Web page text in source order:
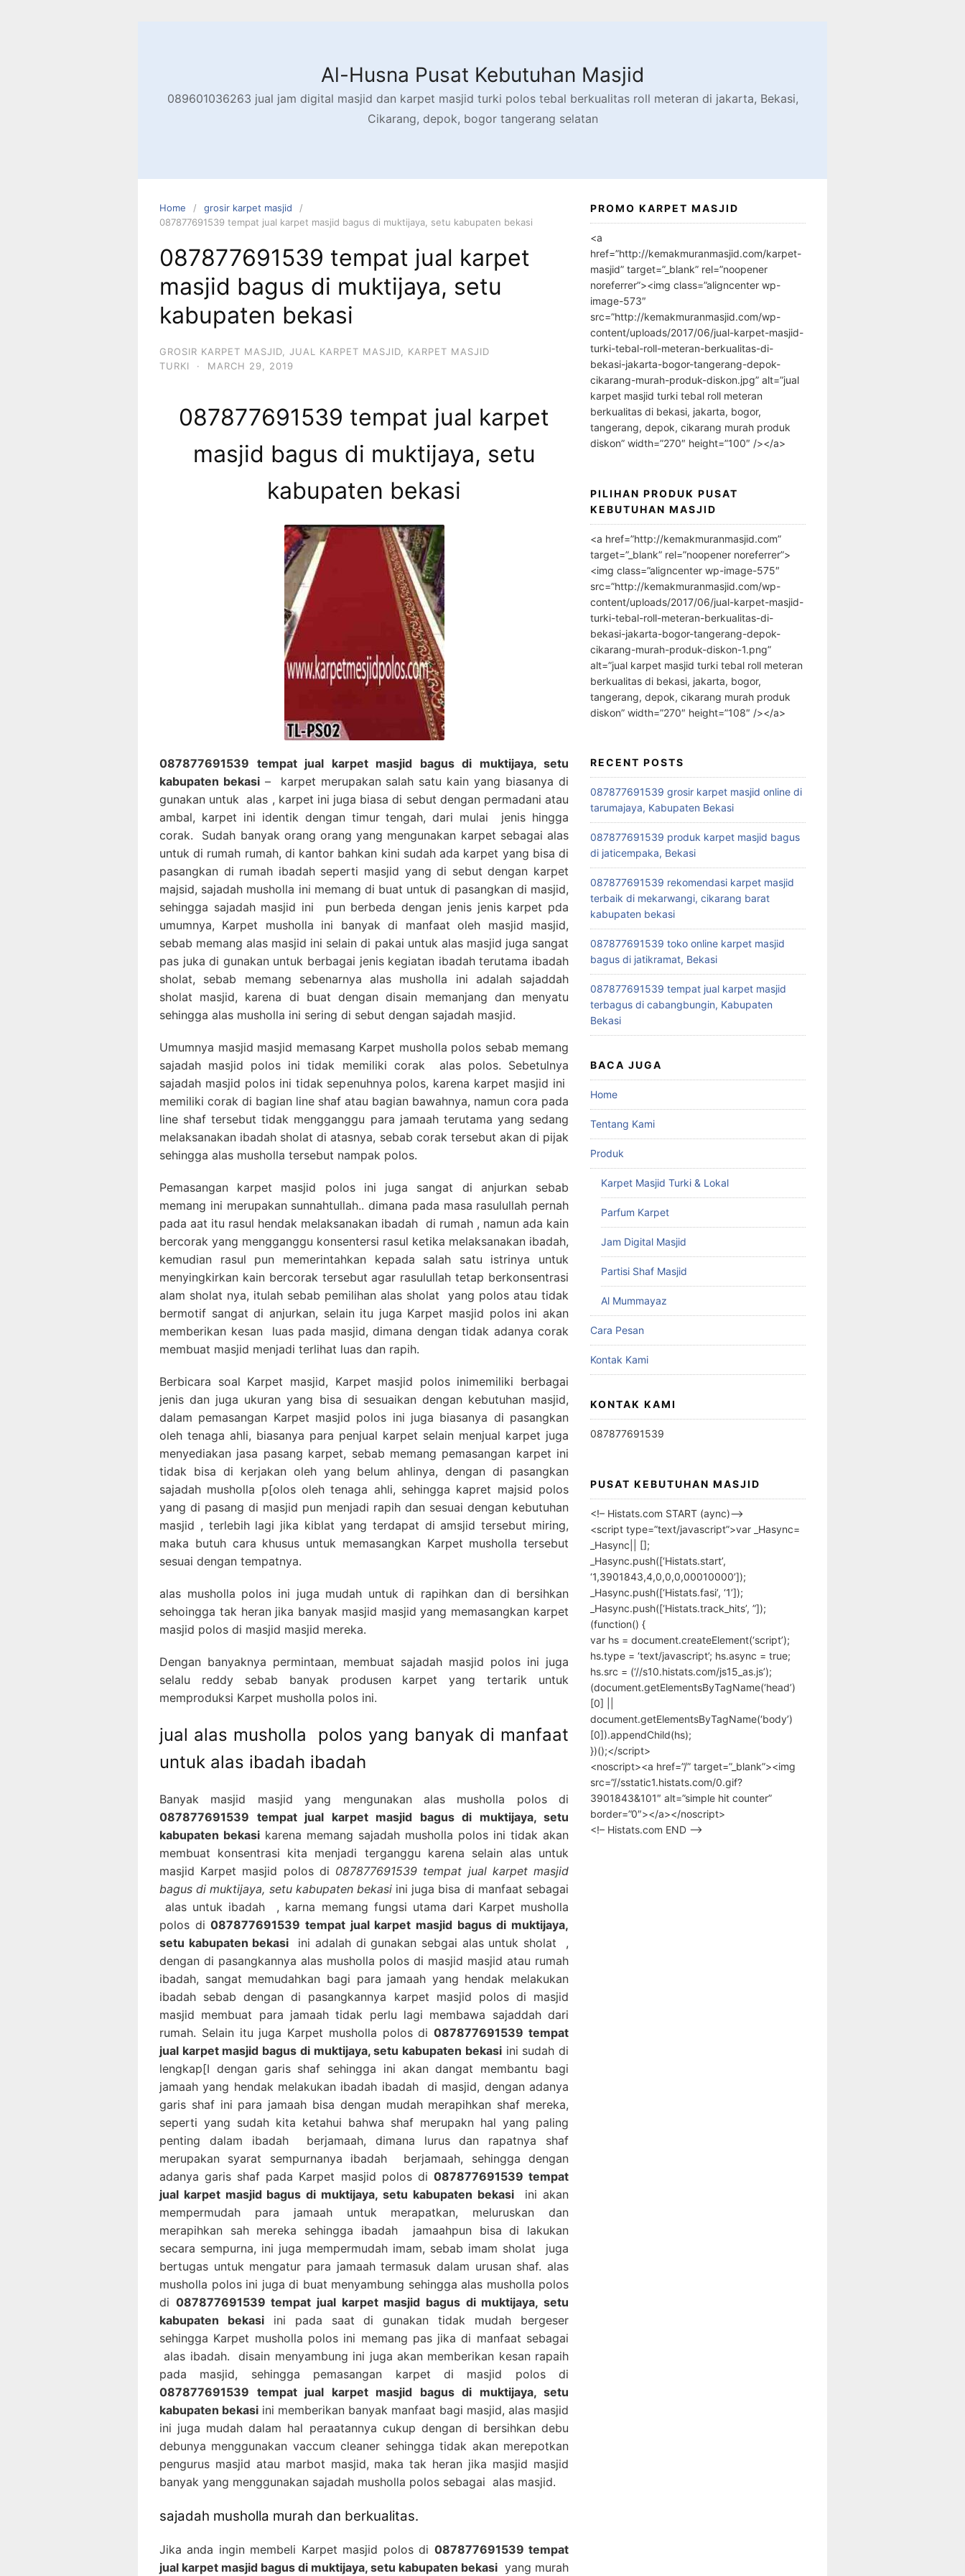
Al-Husna Pusat Kebutuhan Masjid
089601036263 jual jam digital masjid dan karpet masjid turki polos tebal berkualitas roll meteran di jakarta, Bekasi,
Cikarang, depok, bogor tangerang selatan
Home
grosir karpet masjid
087877691539 tempat jual karpet masjid bagus di muktijaya, setu kabupaten bekasi
087877691539 tempat jual karpet
masjid bagus di muktijaya, setu
kabupaten bekasi
GROSIR KARPET MASJID JUAL KARPET MASJID
KARPET MASJID
TURKI
· MARCH 29, 2019
087877691539 tempat jual karpet
masjid bagus di muktijaya, setu
kabupaten bekasi
087877691539 tempat jual karpet masjid bagus di muktijaya, setu
kabupaten bekasi– karpet merupakan salah satu kain yang biasanya di
gunakan untuk alas , karpet ini juga biasa di sebut dengan permadani atau
ambal, karpet ini identik dengan timur tengah, dari mulai jenis hingga
corak. Sudah banyak orang orang yang mengunakan karpet sebagai alas
untuk di rumah rumah, di kantor bahkan kini sudah ada karpet yang bisa di
pasangkan di rumah ibadah seperti masjid yang di sebut dengan karpet
majsid, sajadah musholla ini memang di buat untuk di pasangkan di masjid,
sehingga sajadah masjid ini pun berbeda dengan jenis jenis karpet pda
umumnya, Karpet musholla ini banyak di manfaat oleh masjid masjid,
sebab memang alas masjid ini selain di pakai untuk alas masjid juga sangat
pas juka di gunakan untuk berbagai jenis kegiatan ibadah terutama ibadah
sholat, sebab memang sebenarnya alas musholla ini adalah sajaddah
sholat masjid, karena di buat dengan disain memanjang dan menyatu
sehingga alas musholla ini sering di sebut dengan sajadah masjid.
Umumnya masjid masjid memasang Karpet musholla polos sebab memang
sajadah masjid polos ini tidak memiliki corak alas polos. Sebetulnya
sajadah masjid polos ini tidak sepenuhnya polos, karena karpet masjid ini
memiliki corak di bagian line shaf atau bagian bawahnya, namun cora pada
line shaf tersebut tidak mengganggu para jamaah terutama yang sedang
melaksanakan ibadah sholat di atasnya, sebab corak tersebut akan di pijak
sehingga alas musholla tersebut nampak polos.
Pemasangan karpet masjid polos ini juga sangat di anjurkan sebab
memang ini merupakan sunnahtullah.. dimana pada masa rasulullah pernah
pada aat itu rasul hendak melaksanakan ibadah di rumah , namun ada kain
bercorak yang mengganggu konsentersi rasul ketika melaksanakan ibadah,
kemudian rasul pun memerintahkan kepada salah satu istrinya untuk
menyingkirkan kain bercorak tersebut agar rasulullah tetap berkonsentrasi
alam sholat nya, itulah sebab pemilihan alas sholat yang polos atau tidak
bermotif sangat di anjurkan, selain itu juga Karpet masjid polos ini akan
memberikan kesan luas pada masjid, dimana dengan tidak adanya corak
membuat masjid menjadi terlihat luas dan rapih.
Berbicara soal Karpet masjid, Karpet masjid polos inimemiliki berbagai
jenis dan juga ukuran yang bisa di sesuaikan dengan kebutuhan masjid,
dalam pemasangan Karpet masjid polos ini juga biasanya di pasangkan
oleh tenaga ahli, biasanya para penjual karpet selain menjual karpet juga
menyediakan jasa pasang karpet, sebab memang pemasangan karpet ini
tidak bisa di kerjakan oleh yang belum ahlinya, dengan di pasangkan
sajadah musholla p[olos oleh tenaga ahli, sehingga kapret majsid polos
yang di pasang di masjid pun menjadi rapih dan sesuai dengan kebutuhan
masjid , terlebih lagi jika kiblat yang terdapat di amsjid tersebut miring,
maka butuh cara khusus untuk memasangkan Karpet musholla tersebut
sesuai dengan tempatnya.
alas musholla polos ini juga mudah untuk di rapihkan dan di bersihkan
sehoingga tak heran jika banyak masjid masjid yang memasangkan karpet
masjid polos di masjid masjid mereka.
Dengan banyaknya permintaan, membuat sajadah masjid polos ini juga
selalu reddy sebab banyak produsen karpet yang tertarik untuk
memproduksi Karpet musholla polos ini.
jual alas musholla polos yang banyak di manfaat
untuk alas ibadah ibadah
Banyak masjid masjid yang mengunakan alas musholla polos di
087877691539 tempat jual karpet masjid bagus di muktijaya, setu
kabupaten bekasi karena memang sajadah musholla polos ini tidak akan
membuat konsentrasi kita menjadi terganggu karena selain alas untuk
masjid Karpet masjid polos di 087877691539 tempat jual karpet masjid
bagus di muktijaya, setu kabupaten bekasiini juga bisa di manfaat sebagai
alas untuk ibadah , karna memang fungsi utama dari Karpet musholla
polos di087877691539 tempat jual karpet masjid bagus di muktijaya,
setu kabupaten bekasi ini adalah di gunakan sebgai alas untuk sholat ,
dengan di pasangkannya alas musholla polos di masjid masjid atau rumah
ibadah, sangat memudahkan bagi para jamaah yang hendak melakukan
ibadah sebab dengan di pasangkannya karpet masjid polos di masjid
masjid membuat para jamaah tidak perlu lagi membawa sajaddah dari
rumah. Selain itu juga Karpet musholla polos di087877691539 tempat
jual karpet masjid bagus di muktijaya, setu kabupaten bekasiini sudah di
lengkap[I dengan garis shaf sehingga ini akan dangat membantu bagi
jamaah yang hendak melakukan ibadah ibadah di masjid, dengan adanya
garis shaf ini para jamaah bisa dengan mudah merapihkan shaf mereka,
seperti yang sudah kita ketahui bahwa shaf merupakn hal yang paling
penting dalam ibadah berjamaah, dimana lurus dan rapatnya shaf
merupakan syarat sempurnanya ibadah berjamaah, sehingga dengan
adanya garis shaf pada Karpet masjid polos di 087877691539 tempat
jual karpet masjid bagus di muktijaya, setu kabupaten bekasiini akan
mempermudah para jamaah untuk merapatkan, meluruskan dan
merapihkan sah mereka sehingga ibadah jamaahpun bisa di lakukan
secara sempurna, ini juga mempermudah imam, sebab imam sholat juga
bertugas untuk mengatur para jamaah termasuk dalam urusan shaf. alas
musholla polos ini juga di buat menyambung sehingga alas musholla polos
di 087877691539 tempat jual karpet masjid bagus di muktijaya, setu
kabupaten bekasiini pada saat di gunakan tidak mudah bergeser
sehingga Karpet musholla polos ini memang pas jika di manfaat sebagai
alas ibadah. disain menyambung ini juga akan memberikan kesan rapaih
pada masjid, sehingga pemasangan karpet di masjid polos di
087877691539 tempat jual karpet masjid bagus di muktijaya, setu
kabupaten bekasi ini memberikan banyak manfaat bagi masjid, alas masjid
ini juga mudah dalam hal peraatannya cukup dengan di bersihkan debu
debunya menggunakan vaccum cleaner sehingga tidak akan merepotkan
pengurus masjid atau marbot masjid, maka tak heran jika masjid masjid
banyak yang menggunakan sajadah musholla polos sebagai alas masjid.
sajadah musholla murah dan berkualitas.
Jika anda ingin membeli Karpet masjid polos di 087877691539 tempat
jual karpet masjid bagus di muktijaya, setu kabupaten bekasi yang murah
PROMO KARPET MASJID
<a
href=”http://kemakmuranmasjid.com/karpet-
masjid” target=”_blank” rel=”noopener
noreferrer”><img class=”aligncenter wp-
image-573″
src=”http://kemakmuranmasjid.com/wp-
content/uploads/2017/06/jual-karpet-masjid-
turki-tebal-roll-meteran-berkualitas-di-
bekasi-jakarta-bogor-tangerang-depok-
cikarang-murah-produk-diskon.jpg” alt=”jual
karpet masjid turki tebal roll meteran
berkualitas di bekasi, jakarta, bogor,
tangerang, depok, cikarang murah produk
diskon” width=”270″ height=”100″ /></a>
PILIHAN PRODUK PUSAT
KEBUTUHAN MASJID
<a href=”http://kemakmuranmasjid.com”
target=”_blank” rel=”noopener noreferrer”>
<img class=”aligncenter wp-image-575″
src=”http://kemakmuranmasjid.com/wp-
content/uploads/2017/06/jual-karpet-masjid-
turki-tebal-roll-meteran-berkualitas-di-
bekasi-jakarta-bogor-tangerang-depok-
cikarang-murah-produk-diskon-1.png”
alt=”jual karpet masjid turki tebal roll meteran
berkualitas di bekasi, jakarta, bogor,
tangerang, depok, cikarang murah produk
diskon” width=”270″ height=”108″ /></a>
RECENT POSTS
087877691539 grosir karpet masjid online di
tarumajaya, Kabupaten Bekasi
087877691539 produk karpet masjid bagus
di jaticempaka, Bekasi
087877691539 rekomendasi karpet masjid
terbaik di mekarwangi, cikarang barat
kabupaten bekasi
087877691539 toko online karpet masjid
bagus di jatikramat, Bekasi
087877691539 tempat jual karpet masjid
terbagus di cabangbungin, Kabupaten
Bekasi
BACA JUGA
Home
Tentang Kami
Produk
Karpet Masjid Turki & Lokal
Parfum Karpet
Jam Digital Masjid
Partisi Shaf Masjid
Al Mummayaz
Cara Pesan
Kontak Kami
KONTAK KAMI
087877691539
PUSAT KEBUTUHAN MASJID
<!– Histats.com START (aync)–>
<script type=”text/javascript”>var _Hasync=
_Hasync|| [];
_Hasync.push([‘Histats.start’,
‘1,3901843,4,0,0,0,00010000’]);
_Hasync.push([‘Histats.fasi’, ‘1’]);
_Hasync.push([‘Histats.track_hits’, ”]);
(function() {
var hs = document.createElement(‘script’);
hs.type = ‘text/javascript’; hs.async = true;
hs.src = (‘//s10.histats.com/js15_as.js’);
(document.getElementsByTagName(‘head’)
[0] ||
document.getElementsByTagName(‘body’)
[0]).appendChild(hs);
})();</script>
<noscript><a href=”/” target=”_blank”><img
src=”//sstatic1.histats.com/0.gif?
3901843&101″ alt=”simple hit counter”
border=”0″></a></noscript>
<!– Histats.com END –>